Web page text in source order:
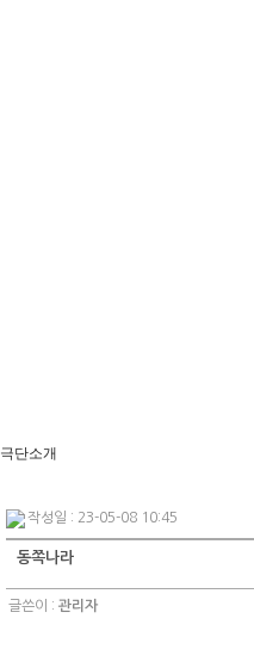
극단소개
작성일 : 23-05-08 10:45
동쪽나라
글쓴이 :관리자